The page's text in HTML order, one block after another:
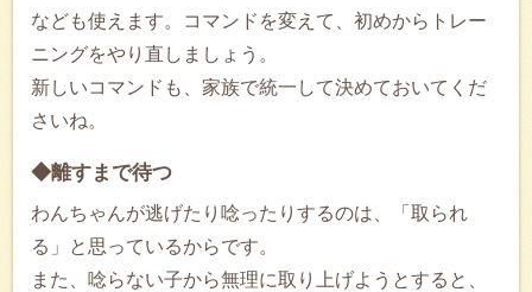
なども使えます。コマンドを変えて、初めからトレー
ニングをやり直しましょう。
新しいコマンドも、家族で統一して決めておいてくだ
さいね。
◆離すまで待つ
わんちゃんが逃げたり唸ったりするのは、「取られ
る」と思っているからです。
また、唸らない子から無理に取り上げようとすると、